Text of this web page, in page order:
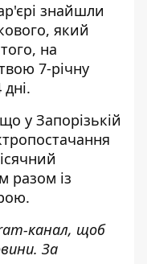
знайшли
, який
на
7-річну
у Запорізькій
разом із
канал, щоб
За